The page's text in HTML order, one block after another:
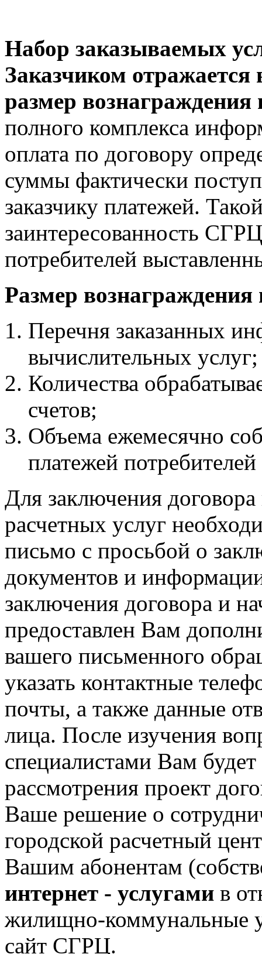
Набор заказываемых
Заказчиком отражается
размер вознаграждения
полного комплекса
оплата по договору
суммы фактически
заказчику платежей.
заинтересованность
потребителей
Размер вознаграждения
Перечня заказанных
вычислительных услуг;
Количества
счетов;
Объема ежемесячно
платежей
Для заключения
расчетных услуг
письмо с просьбой о
документов и
заключения договора и
предоставлен Вам
вашего письменного
указать контактные
почты, а также данные
лица. После изучения
специалистами Вам будет
рассмотрения проект
Ваше решение о
городской расчетный
Вашим абонентам
интернет - услугами в
жилищно-коммунальные
сайт СГРЦ.